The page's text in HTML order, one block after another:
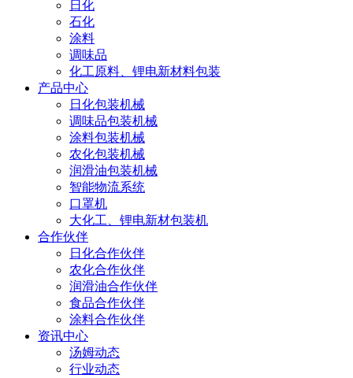
日化
石化
涂料
调味品
化工原料、锂电新材料包装
产品中心
日化包装机械
调味品包装机械
涂料包装机械
农化包装机械
润滑油包装机械
智能物流系统
口罩机
大化工、锂电新材包装机
合作伙伴
日化合作伙伴
农化合作伙伴
润滑油合作伙伴
食品合作伙伴
涂料合作伙伴
资讯中心
汤姆动态
行业动态